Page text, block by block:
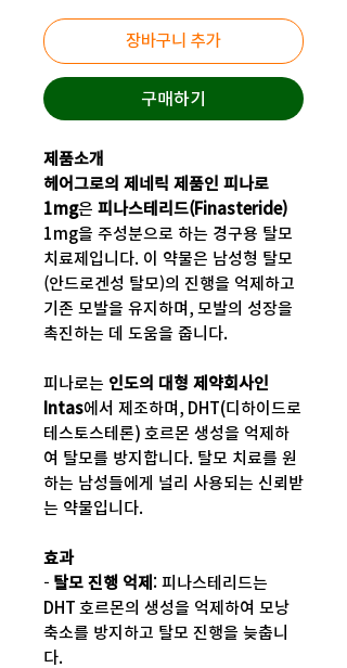
장바구니 추가
구매하기
제품소개
헤어그로의 제네릭 제품인 피나로
1mg은 피나스테리드(Finasteride)
1mg을 주성분으로 하는 경구용 탈모
치료제입니다. 이 약물은 남성형 탈모
(안드로겐성 탈모)의 진행을 억제하고
기존 모발을 유지하며, 모발의 성장을
촉진하는 데 도움을 줍니다.
피나로는 인도의 대형 제약회사인
Intas에서 제조하며, DHT(디하이드로
테스토스테론) 호르몬 생성을 억제하
여 탈모를 방지합니다. 탈모 치료를 원
하는 남성들에게 널리 사용되는 신뢰받
는 약물입니다.
효과
- 탈모 진행 억제 : 피나스테리드는
DHT 호르몬의 생성을 억제하여 모낭
축소를 방지하고 탈모 진행을 늦춥니
다.